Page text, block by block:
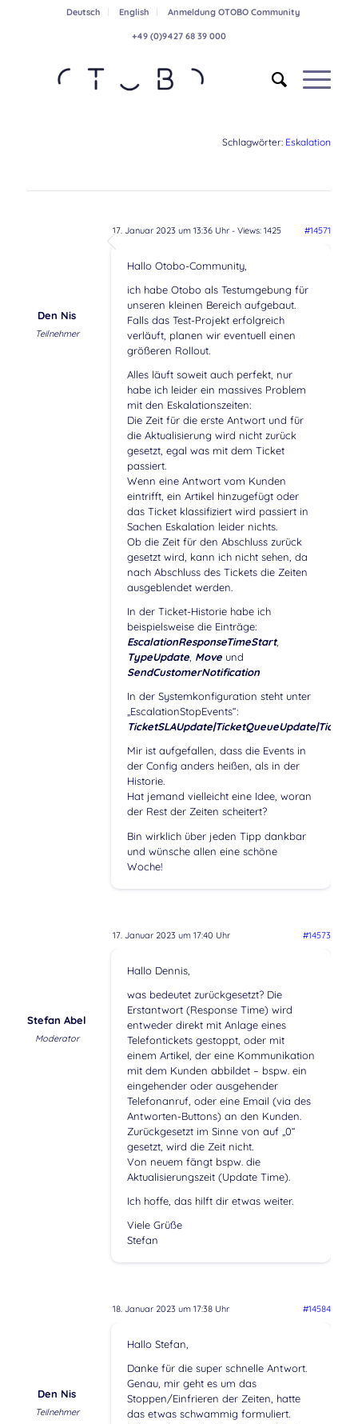
Deutsch English Anmeldung OTOBO Community
+49 (0)9427 68 39 000
Schlagwörter: Eskalation
17. Januar 2023 um 13:36 Uhr- Views: 1425 #14571
Den Nis
Teilnehmer
Hallo Otobo-Community,
ich habe Otobo als Testumgebung für
unseren kleinen Bereich aufgebaut.
Falls das Test-Projekt erfolgreich
verläuft, planen wir eventuell einen
größeren Rollout.
Alles läuft soweit auch perfekt, nur
habe ich leider ein massives Problem
mit den Eskalationszeiten:
Die Zeit für die erste Antwort und für
die Aktualisierung wird nicht zurück
gesetzt, egal was mit dem Ticket
passiert.
Wenn eine Antwort vom Kunden
eintrifft, ein Artikel hinzugefügt oder
das Ticket klassifiziert wird passiert in
Sachen Eskalation leider nichts.
Ob die Zeit für den Abschluss zurück
gesetzt wird, kann ich nicht sehen, da
nach Abschluss des Tickets die Zeiten
ausgeblendet werden.
In der Ticket-Historie habe ich
beispielsweise die Einträge:
EscalationResponseTimeStart,
TypeUpdate, Moveund
SendCustomerNotification
In der Systemkonfiguration steht unter
„EscalationStopEvents“:
Mir ist aufgefallen, dass die Events in
der Config anders heißen, als in der
Historie.
Hat jemand vielleicht eine Idee, woran
der Rest der Zeiten scheitert?
Bin wirklich über jeden Tipp dankbar
und wünsche allen eine schöne
Woche!
17. Januar 2023 um 17:40 Uhr #14573
Stefan Abel
Moderator
Hallo Dennis,
was bedeutet zurückgesetzt? Die
Erstantwort (Response Time) wird
entweder direkt mit Anlage eines
Telefontickets gestoppt, oder mit
einem Artikel, der eine Kommunikation
mit dem Kunden abbildet – bspw. ein
eingehender oder ausgehender
Telefonanruf, oder eine Email (via des
Antworten-Buttons) an den Kunden.
Zurückgesetzt im Sinne von auf „0“
gesetzt, wird die Zeit nicht.
Von neuem fängt bspw. die
Aktualisierungszeit (Update Time).
Ich hoffe, das hilft dir etwas weiter.
Viele Grüße
Stefan
18. Januar 2023 um 17:38 Uhr #14584
Den Nis
Teilnehmer
Hallo Stefan,
Danke für die super schnelle Antwort.
Genau, mir geht es um das
Stoppen/Einfrieren der Zeiten, hatte
das etwas schwammig formuliert.